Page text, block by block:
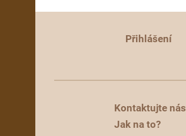
Přihlášení
Kontaktujte nás
Jak na to?